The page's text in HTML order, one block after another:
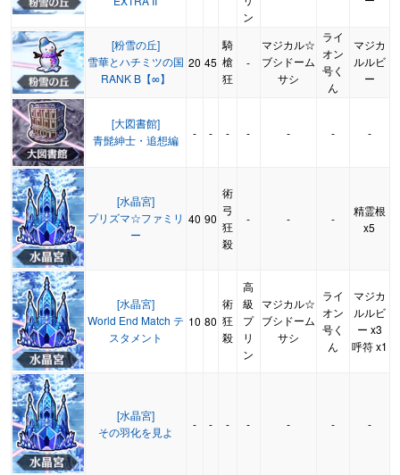
ン
[粉雪の丘]
雪華とハチミツの国
RANK B【∞】
20 45
騎
槍
狂
-
マジカル☆
ブシドーム
サシ
ライ
オン
号く
ん
マジカ
ルルビ
ー
[大図書館]
青髭紳士・追想編
- - - - - - -
[水晶宮]
プリズマ☆ファミリ
ー
40 90
術
弓
狂
殺
- - -
精霊根
x5
[水晶宮]
World End Match テ
スタメント
10 80
術
狂
殺
高
級
プ
リ
ン
マジカル☆
ブシドーム
サシ
ライ
オン
号く
ん
マジカ
ルルビ
ー x3
呼符 x1
[水晶宮]
その羽化を見よ
- - - - - - -